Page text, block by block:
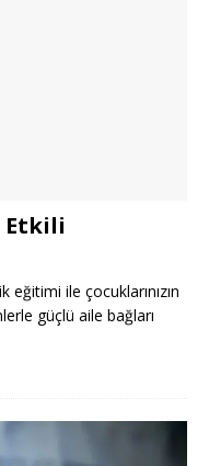
Etkili
eğitimi ile çocuklarınızın
güçlü aile bağları